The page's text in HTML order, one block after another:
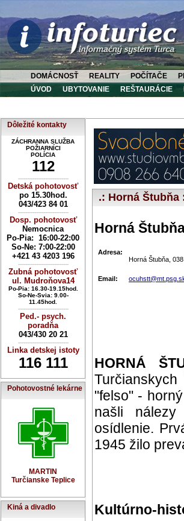
DOMÁCNOSŤ REALITY POČÍTAČE
ÚVOD
UBYTOVANIE REŠTAURÁCIE
Dôležité kontakty
ZÁCHRANNA SLUŽBA
POŽIARNÍCI
POLÍCIA
112
----------------------------
Detská pohotovosť
po 15.30hod.
043/423 84 01
----------------------------
Dosp. pohotovosť
Nemocnica
Po-Pia: 16:00-22:00
So-Ne: 7:00-22:00
+421 43 4203 196
----------------------------
Zubná pohotovosť
ul. Mudroňova14
Po-Pia: 16.30-19.15hod.
So-Ne-Svia: 9.00-
11.45hod.
----------------------------
Ped.- psych.
poradňa
043/430 20 21
----------------------------
Linka detskej istoty
116 111
Pohotovostné lekárne
MARTIN
Turčianske Teplice
Kiná a divadlo
.: Horná Štubňa
Horná
Adresa:
Horná Štubňa,
Email:
HORNÁ
"felso" -
našli
osídlenie.
1945 žilo
Kultúrno-